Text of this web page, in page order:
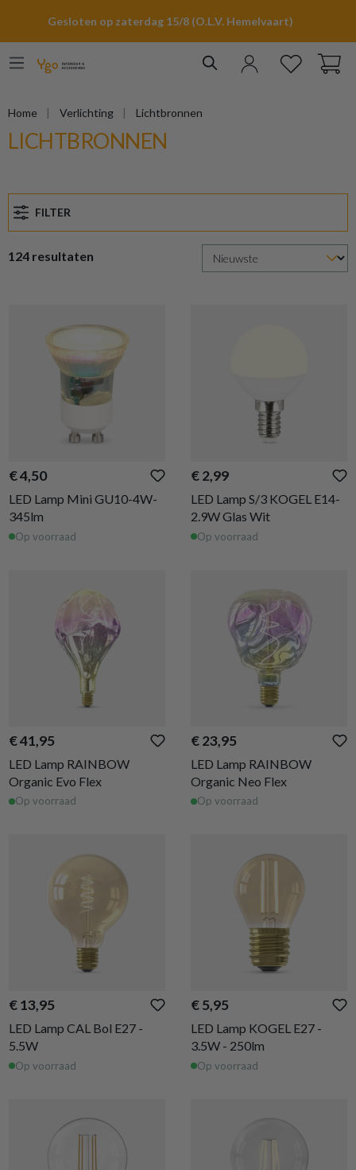
Gesloten op zaterdag 15/8 (O.L.V. Hemelvaart)
Home Verlichting Lichtbronnen
LICHTBRONNEN
FILTER
124 resultaten
€ 4,50
LED Lamp Mini GU10-4W-
345lm
Op voorraad
€ 2,99
LED Lamp S/3 KOGEL E14-
2.9W Glas Wit
Op voorraad
€ 41,95
LED Lamp RAINBOW
Organic Evo Flex
Op voorraad
€ 23,95
LED Lamp RAINBOW
Organic Neo Flex
Op voorraad
€ 13,95
LED Lamp CAL Bol E27 -
5.5W
Op voorraad
€ 5,95
LED Lamp KOGEL E27 -
3.5W - 250lm
Op voorraad